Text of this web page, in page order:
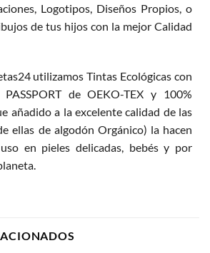
Logotipos, Diseños Propios, o
de tus hijos con la mejor Calidad
utilizamos Tintas Ecológicas con
de OEKO-TEX y 100%
añadido a la excelente calidad de las
ellas de algodón Orgánico) la hacen
en pieles delicadas, bebés y por